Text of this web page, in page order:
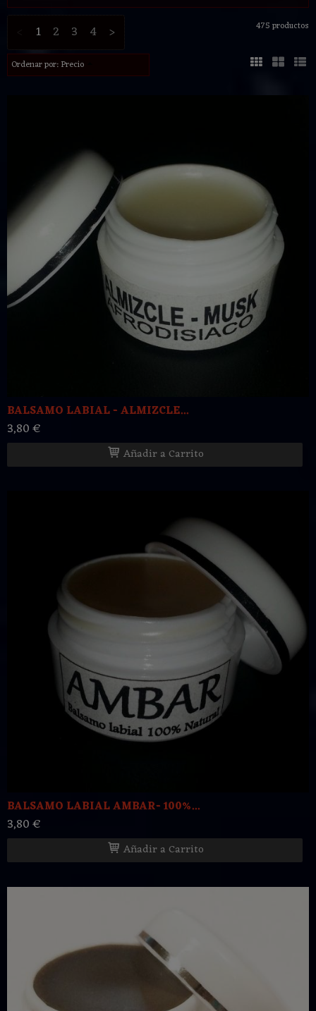
1 2 3 4 > 475 productos
Ordenar por:Precio
BALSAMO LABIAL - ALMIZCLE...
3,80 €
Añadir a Carrito
BALSAMO LABIAL AMBAR- 100%...
3,80 €
Añadir a Carrito